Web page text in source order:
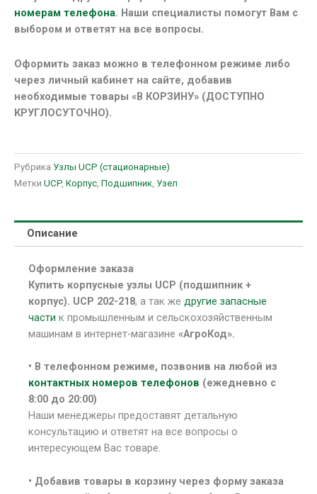
номерам телефона. Наши специалисты помогут Вам с
выбором и ответят на все вопросы.
Оформить заказ можно в телефонном режиме либо
через личный кабинет на сайте, добавив
необходимые товары «В КОРЗИНУ» (ДОСТУПНО
КРУГЛОСУТОЧНО).
Рубрика Узлы UCP (стационарные)
Метки UCP, Корпус, Подшипник, Узел
Описание
Оформление заказа
Купить корпусные узлы UCP (подшипник +
корпус). UCP 202-218, а так же другие запасные
части к промышленным и сельскохозяйственным
машинам в интернет-магазине «АгроКод».
• В телефонном режиме, позвонив на любой из
контактных номеров телефонов (ежедневно с
8:00 до 20:00)
Наши менеджеры предоставят детальную
консультацию и ответят на все вопросы о
интересующем Вас товаре.
• Добавив товары в корзину через форму заказа